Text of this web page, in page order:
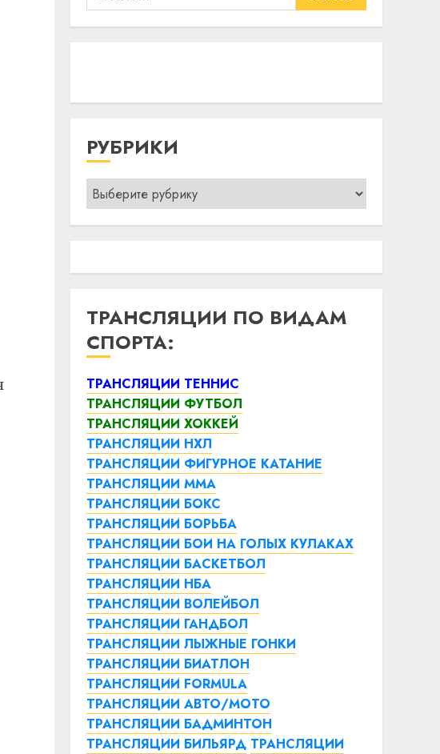
РУБРИКИ
Рубрики
ТРАНСЛЯЦИИ ПО ВИДАМ
СПОРТА:
ТРАНСЛЯЦИИ ТЕННИС
ТРАНСЛЯЦИИ ФУТБОЛ
ТРАНСЛЯЦИИ ХОККЕЙ
ТРАНСЛЯЦИИ НХЛ
ТРАНСЛЯЦИИ ФИГУРНОЕ КАТАНИЕ
ТРАНСЛЯЦИИ ММА
ТРАНСЛЯЦИИ БОКС
ТРАНСЛЯЦИИ БОРЬБА
ТРАНСЛЯЦИИ БОИ НА ГОЛЫХ КУЛАКАХ
ТРАНСЛЯЦИИ БАСКЕТБОЛ
ТРАНСЛЯЦИИ НБА
ТРАНСЛЯЦИИ ВОЛЕЙБОЛ
ТРАНСЛЯЦИИ ГАНДБОЛ
ТРАНСЛЯЦИИ ЛЫЖНЫЕ ГОНКИ
ТРАНСЛЯЦИИ БИАТЛОН
ТРАНСЛЯЦИИ FORMULA
ТРАНСЛЯЦИИ АВТО/МОТО
ТРАНСЛЯЦИИ БАДМИНТОН
ТРАНСЛЯЦИИ БИЛЬЯРД ТРАНСЛЯЦИИ